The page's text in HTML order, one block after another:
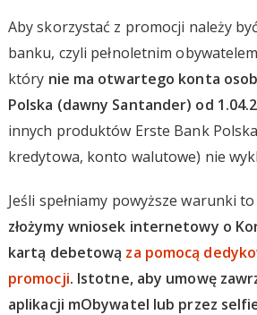
Aby skorzystać z promocji należy
banku, czyli pełnoletnim
który nie ma otwartego konta
Polska (dawny Santander) od
innych produktów Erste Bank
kredytowa, konto walutowe) nie
Jeśli spełniamy powyższe warunki
złożymy wniosek internetowy o
kartą debetową za pomocą
promocji. Istotne, aby umowę
aplikacji mObywatel lub przez